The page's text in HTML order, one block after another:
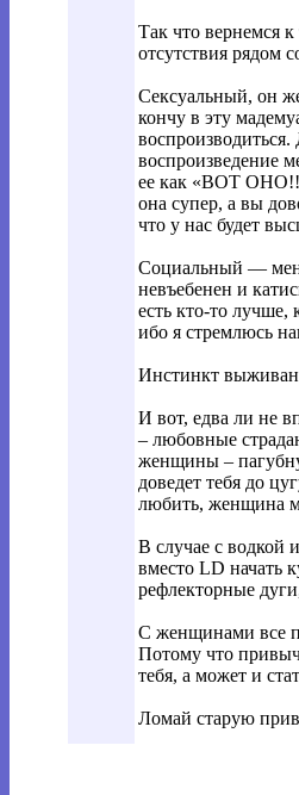
Так что вернемся
отсутствия рядом
Сексуальный, он
кончу в эту
воспроизведение
ее как «ВОТ
она супер, а вы
что у нас будет
Социальный —
невъебенен и
есть кто-то
ибо я стремлюсь
Инстинкт
И вот, едва ли не
– любовные
женщины –
доведет тебя до
любить, женщина
В случае с водкой
вместо LD начать
рефлекторные
С женщинами все
Потому что
тебя, а может и
Ломай старую